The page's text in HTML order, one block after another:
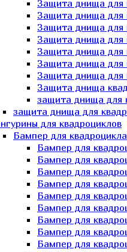
Защита днища для
Защита днища для
Защита днища для
Защита днища для
Защита днища для
Защита днища для
Защита днища для
Защита днища
защита днища для
защита днища для
для квадроциклов
Бампер для квадроцикла
Бампер для
Бампер для
Бампер для
Бампер для
Бампер для
Бампер для
Бампер для
Бампер для
Бампер для